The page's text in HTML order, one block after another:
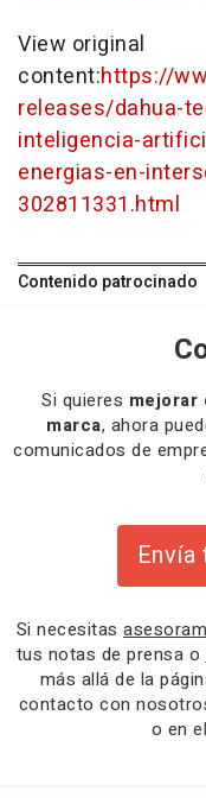
View original
content:https://
releases/dahua-
inteligencia-
energias-en-
302811331.html
Contenido patrocinado
Si quieres mejorar
marca, ahora
comunicados de
Si necesitas
tus notas de prensa o
más allá de la
contacto con
o en